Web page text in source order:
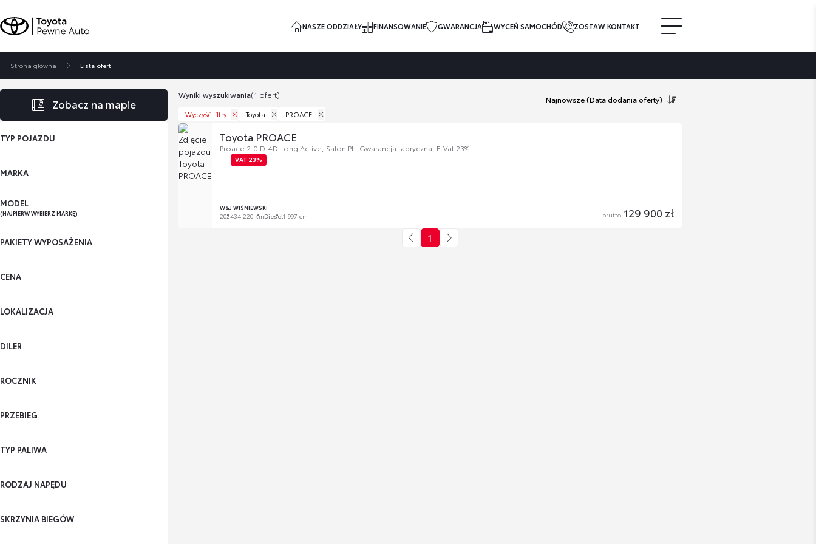
NASZE ODDZIAŁY FINANSOWANIE GWARANCJA WYCEŃ SAMOCHÓD ZOSTAW KONTAKT
Strona główna Lista ofert
Zobacz na mapie
TYP POJAZDU
MARKA
MODEL
(NAJPIERW WYBIERZ MARKĘ)
PAKIETY WYPOSAŻENIA
CENA
LOKALIZACJA
DILER
ROCZNIK
PRZEBIEG
TYP PALIWA
RODZAJ NAPĘDU
SKRZYNIA BIEGÓW
Wyniki wyszukiwania(1 ofert) Najnowsze(Data dodania oferty)
Wyczyść filtry Toyota PROACE
Toyota PROACE
Proace 2.0 D-4D Long Active, Salon PL, Gwarancja fabryczna, F-Vat 23%
VAT 23%
W&J WIŚNIEWSKI
202434 220 kmDiesel1 997 cm3 brutto 129 900 zł
1